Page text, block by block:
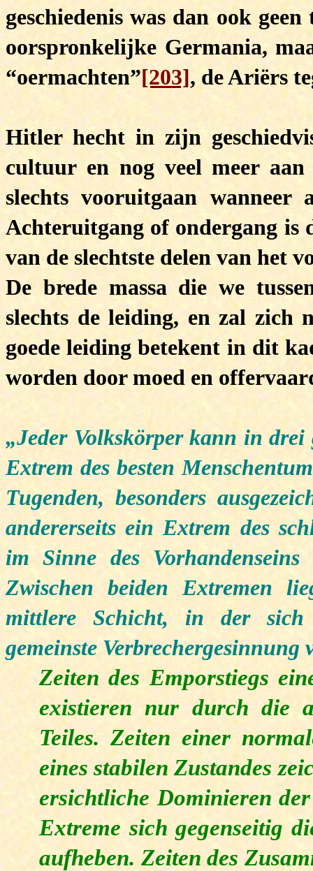
geschiedenis was dan ook
oorspronkelijke Germania,
“oermachten”[203], de Ariërs
Hitler hecht in zijn
cultuur en nog veel meer
slechts vooruitgaan
Achteruitgang of ondergang is
van de slechtste delen van het
De brede massa die we
slechts de leiding, en zal zich
goede leiding betekent in dit
worden door moed en
„Jeder Volkskörper kann in
Extrem des besten
Tugenden, besonders
andererseits ein Extrem des
im Sinne des
Zwischen beiden Extremen
mittlere Schicht, in der sich
gemeinste Verbrechergesinnung
Zeiten des Emporstiegs
existieren nur durch die
Teiles. Zeiten einer
eines stabilen Zustandes
ersichtliche Dominieren
Extreme sich gegenseitig
aufheben. Zeiten des